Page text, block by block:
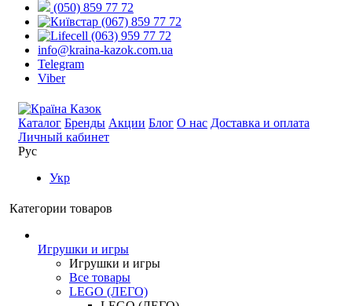
(050) 859 77 72
(067) 859 77 72
(063) 959 77 72
info@kraina-kazok.com.ua
Telegram
Viber
Каталог Бренды Акции Блог О нас Доставка и оплата
Личный кабинет
Рус
Укр
Категории товаров
Игрушки и игры
Игрушки и игры
Все товары
LEGO (ЛЕГО)